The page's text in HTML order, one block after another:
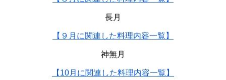
長月
【９月に関連した料理内容一覧】
神無月
【10月に関連した料理内容一覧】